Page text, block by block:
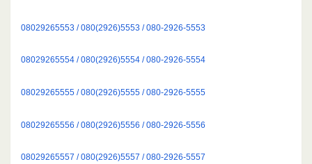
08029265553 / 080(2926)5553 / 080-2926-5553
08029265554 / 080(2926)5554 / 080-2926-5554
08029265555 / 080(2926)5555 / 080-2926-5555
08029265556 / 080(2926)5556 / 080-2926-5556
08029265557 / 080(2926)5557 / 080-2926-5557